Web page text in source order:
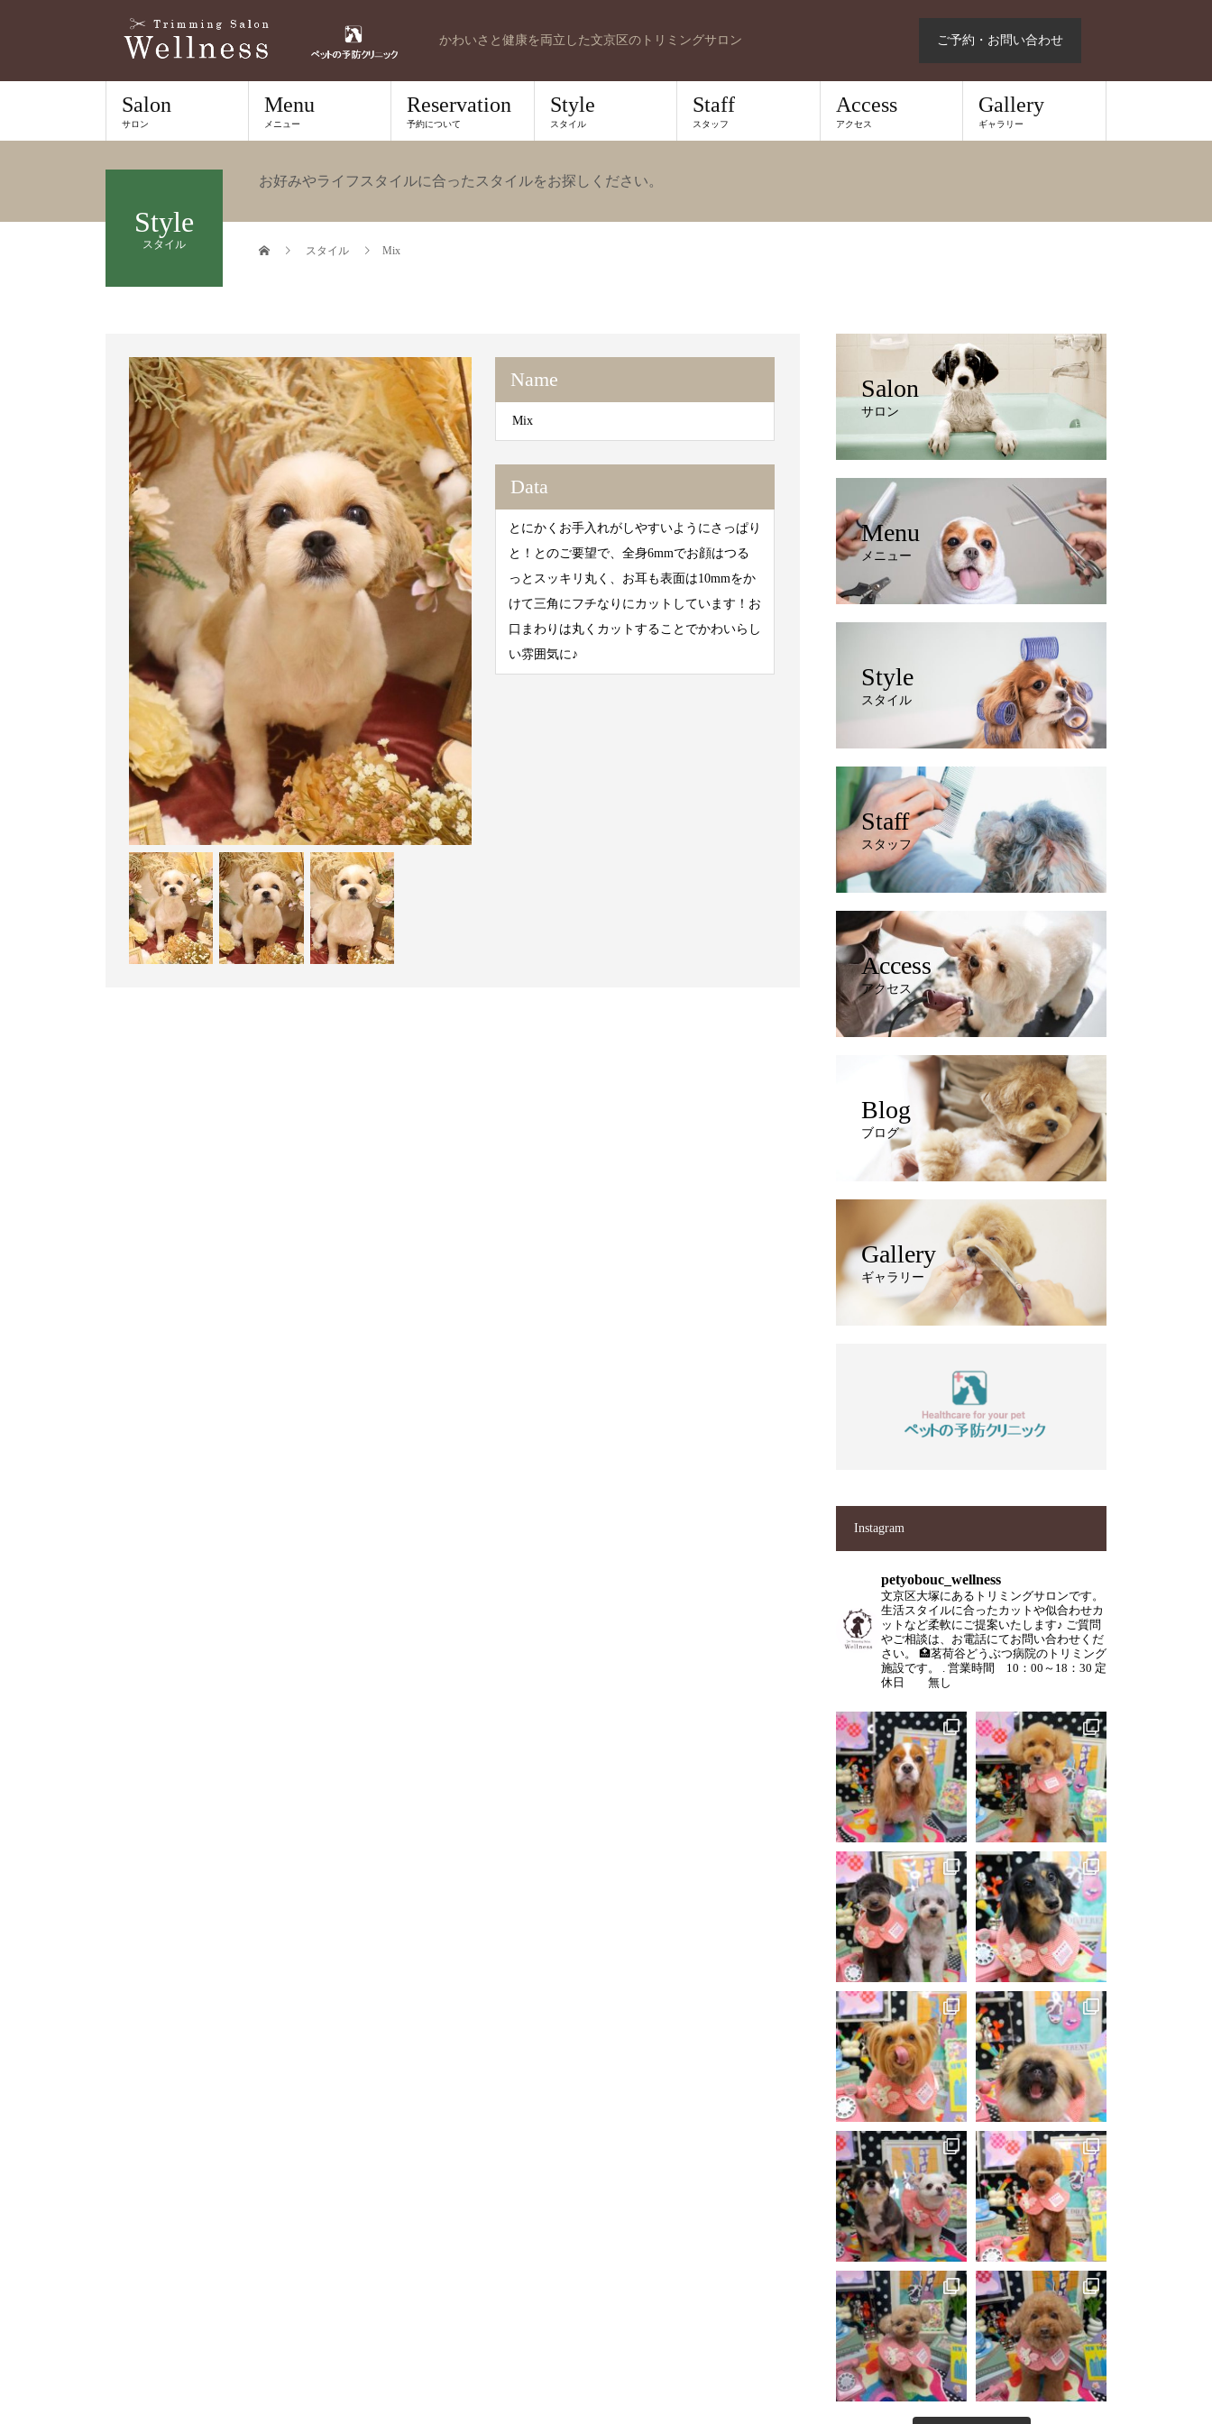
かわいさと健康を両立した文京区のトリミングサロン ご予約・お問い合わせ
Salon
サロン
Menu
メニュー
Reservation
予約について
Style
スタイル
Staff
スタッフ
Access
アクセス
Gallery
ギャラリー
Style
スタイル
お好みやライフスタイルに合ったスタイルをお探しください。
スタイル Mix
Name
Mix
Data
とにかくお手入れがしやすいようにさっぱり
と！とのご要望で、全身6mmでお顔はつる
っとスッキリ丸く、お耳も表面は10mmをか
けて三角にフチなりにカットしています！お
口まわりは丸くカットすることでかわいらし
い雰囲気に♪
Salon
サロン
Menu
メニュー
Style
スタイル
Staff
スタッフ
Access
アクセス
Blog
ブログ
Gallery
ギャラリー
Instagram
petyobouc_wellness
文京区大塚にあるトリミングサロンです。
生活スタイルに合ったカットや似合わせカ
ットなど柔軟にご提案いたします♪ ご質問
やご相談は、お電話にてお問い合わせくだ
さい。
🏥茗荷谷どうぶつ病院のトリミング
施設です。
. 営業時間 10：00～18：30 定
休日 無し